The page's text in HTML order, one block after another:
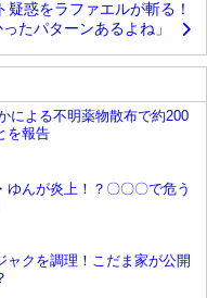
惑をラファエルが斬る！
たパターンあるよね」
による不明薬物散布で約200
を報告
ゆんが炎上！？〇〇〇で危う
ャクを調理！こだま家が公開